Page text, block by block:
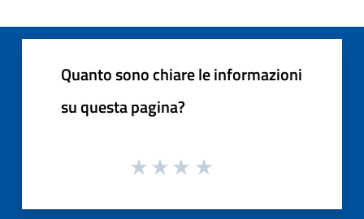
Quanto sono chiare le informazioni
su questa pagina?